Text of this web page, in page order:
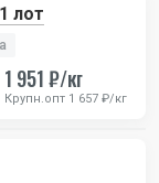
лот
1 951 ₽/кг
Крупн.опт 1 657 ₽/кг